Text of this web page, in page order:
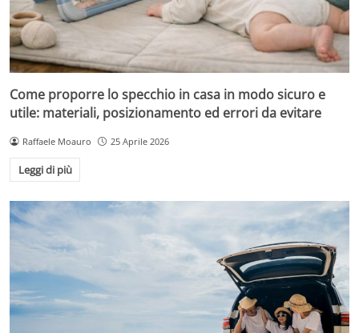
Come proporre lo specchio in casa in modo sicuro e
utile: materiali, posizionamento ed errori da evitare
Raffaele Moauro 25 Aprile 2026
Leggi di più